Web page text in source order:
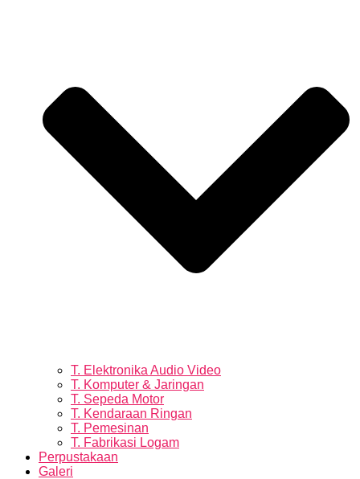
T. Elektronika Audio Video
T. Komputer & Jaringan
T. Sepeda Motor
T. Kendaraan Ringan
T. Pemesinan
T. Fabrikasi Logam
Perpustakaan
Galeri